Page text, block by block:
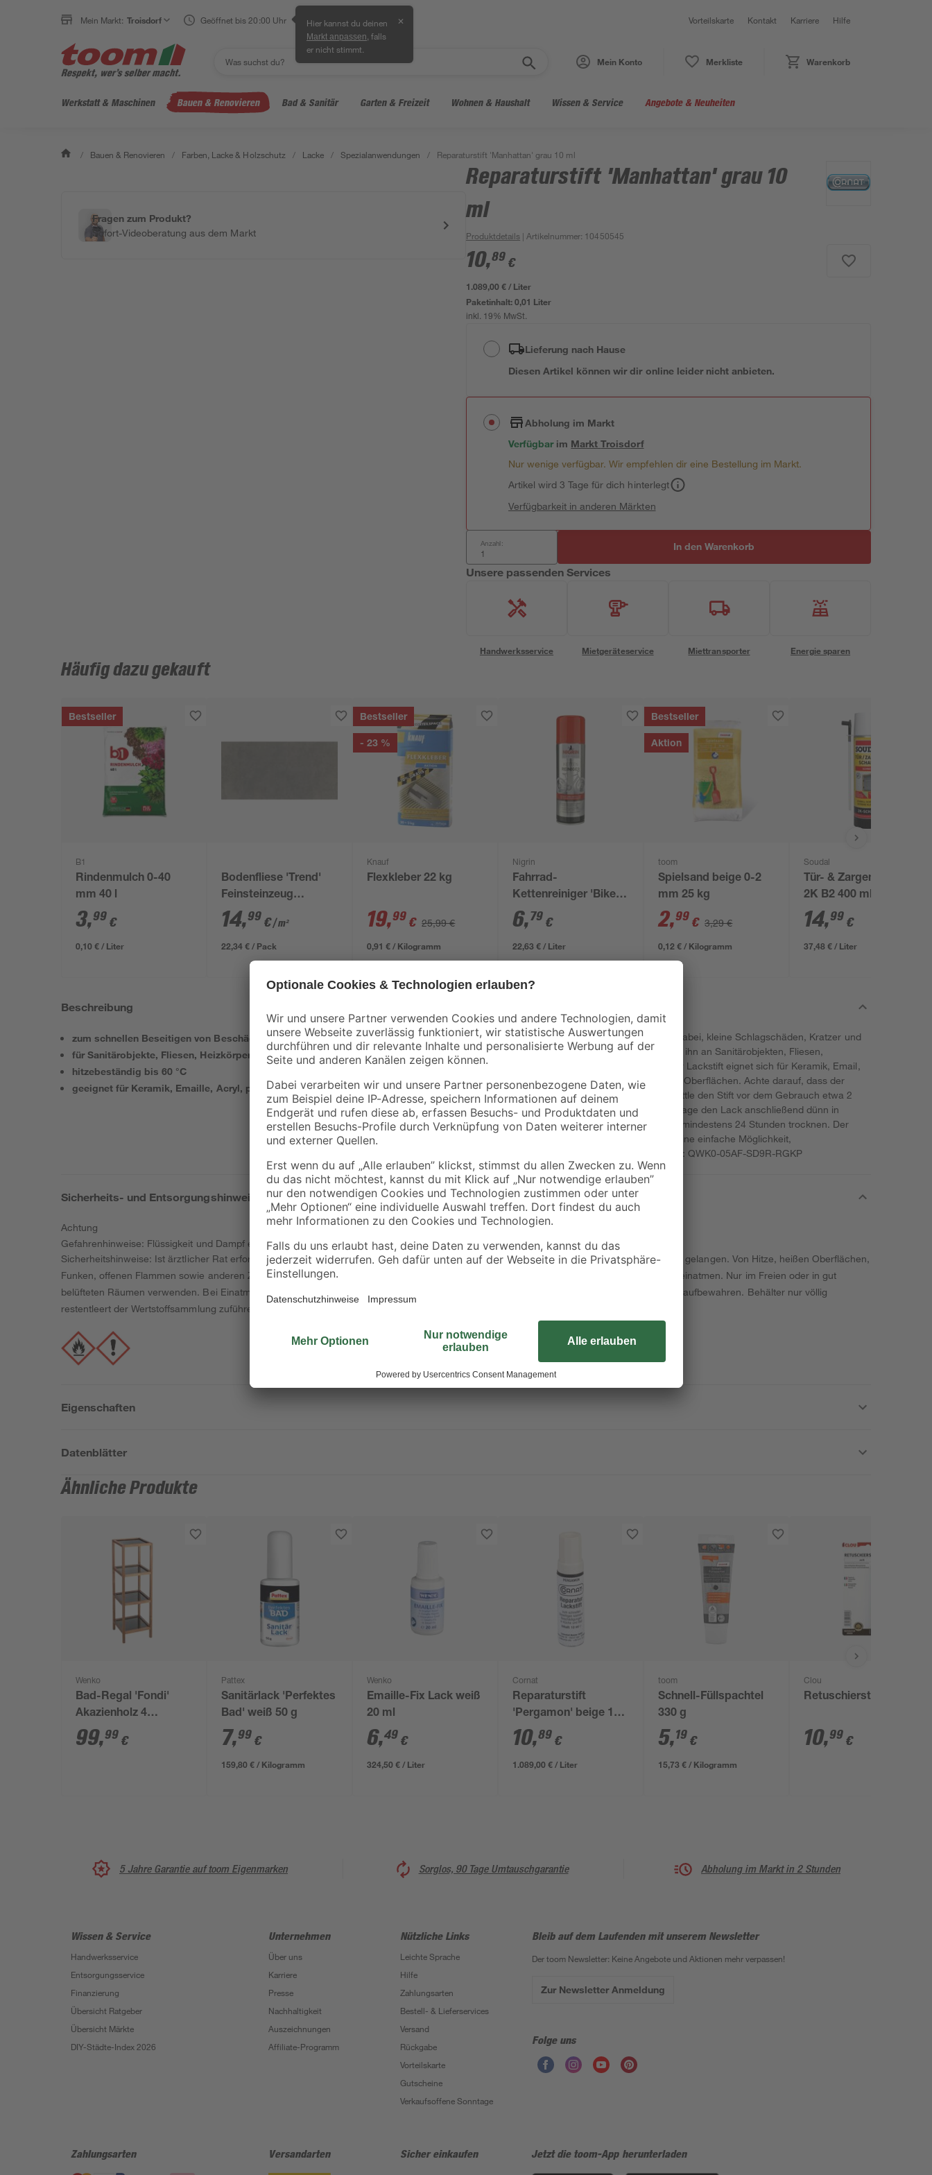
Mein Markt: Troisdorf Geöffnet bis 20:00 Uhr Hier kannst du deinen
Markt anpassen , falls
er nicht stimmt.
✕ Vorteilskarte Kontakt Karriere Hilfe
Mein Konto Merkliste Warenkorb
Werkstatt & Maschinen Bauen & Renovieren Bad & Sanitär Garten & Freizeit Wohnen & Haushalt Wissen & Service Angebote & Neuheiten
/ Bauen & Renovieren / Farben, Lacke & Holzschutz / Lacke / Spezialanwendungen / Reparaturstift 'Manhattan' grau 10 ml
Fragen zum Produkt?
Sofort-Videoberatung aus dem Markt
Reparaturstift 'Manhattan' grau 10
ml
Produktdetails | Artikelnummer: 10450545
10,89 €
1.089,00 € / Liter
Paketinhalt:0,01 Liter
inkl. 19% MwSt.
Lieferung nach Hause
Diesen Artikel können wir dir online leider nicht anbieten.
Abholung im Markt
Verfügbar im MarktTroisdorf
Nur wenige verfügbar. Wir empfehlen dir eine Bestellung im Markt.
Artikel wird 3 Tage für dich hinterlegt
Verfügbarkeit in anderen Märkten
Anzahl: In den Warenkorb
Unsere passenden Services
Handwerksservice Mietgeräteservice Miettransporter Energie sparen
Häufig dazu gekauft
Bestseller
B1
Rindenmulch 0-40
mm 40 l
3,99 €
0,10 € / Liter
Bodenfliese 'Trend'
Feinsteinzeug
anthrazit 30,5 x 61 cm
14,99 €/ m²
22,34 € / Pack
Bestseller
- 23 %
Knauf
Flexkleber 22 kg
19,99 € 25,99 €
0,91 € / Kilogramm
Nigrin
Fahrrad-
Kettenreiniger 'Bike
Line' 300 ml
6,79 €
22,63 € / Liter
Bestseller
Aktion
toom
Spielsand beige 0-2
mm 25 kg
2,99 € 3,29 €
0,12 € / Kilogramm
Soudal
Tür- & Zargenschaum
2K B2 400 ml
14,99 €
37,48 € / Liter
Beschreibung
zum schnellen Beseitigen von Beschädigungen in Küche und Bad
für Sanitärobjekte, Fliesen, Heizkörper, Spülen oder Möbel
hitzebeständig bis 60 °C
geeignet für Keramik, Emaille, Acryl, pulverbeschichtete und lackierte Oberflächen
Der Reparatur-Lackstift mit 10 ml Inhalt hilft dir dabei, kleine Schlagschäden, Kratzer und
Lackfehler zuverlässig auszubessern. Du kannst ihn an Sanitärobjekten, Fliesen,
Heizkörpern, Spülen oder Möbeln einsetzen. Der Lackstift eignet sich für Keramik, Email,
Acryl sowie für pulverbeschichtete und lackierte Oberflächen. Achte darauf, dass der
Untergrund sauber, trocken und fettfrei ist. Schüttle den Stift vor dem Gebrauch etwa 2
Minuten und halte ihn beim Öffnen senkrecht. Trage den Lack anschließend dünn in
mehreren Schichten auf und lasse jede Schicht mindestens 24 Stunden trocknen. Der
Lack ist hitzebeständig bis 60 °C und bietet dir eine einfache Möglichkeit,
Gebrauchsspuren unauffällig zu kaschieren. UFI: QWK0-05AF-SD9R-RGKP
Sicherheits- und Entsorgungshinweise
Achtung
Gefahrenhinweise: Flüssigkeit und Dampf entzündbar. Kann Schläfrigkeit und Benommenheit verursachen.
Sicherheitshinweise: Ist ärztlicher Rat erforderlich, Verpackung oder Kennzeichnungsetikett bereithalten. Darf nicht in die Hände von Kindern gelangen. Von Hitze, heißen Oberflächen,
Funken, offenen Flammen sowie anderen Zündquellenarten fernhalten. Nicht rauchen. Staub / Rauch / Gas / Nebel / Dampf / Aerosol nicht einatmen. Nur im Freien oder in gut
belüfteten Räumen verwenden. Bei Einatmen: Die Person an die frische Luft bringen und für ungehinderte Atmung sorgen. Unter Verschluss aufbewahren. Behälter nur völlig
restentleert der Wertstoffsammlung zuführen! Größere Produktreste zur Problemstoffsammelstelle bringen.
Eigenschaften
Datenblätter
Ähnliche Produkte
Wenko
Bad-Regal 'Fondi'
Akazienholz 4
Glasböden 36 x 36 x
112 cm
99,99 €
Pattex
Sanitärlack 'Perfektes
Bad' weiß 50 g
7,99 €
159,80 € / Kilogramm
Wenko
Emaille-Fix Lack weiß
20 ml
6,49 €
324,50 € / Liter
Cornat
Reparaturstift
'Pergamon' beige 10
ml
10,89 €
1.089,00 € / Liter
toom
Schnell-Füllspachtel
330 g
5,19 €
15,73 € / Kilogramm
Clou
Retuschierstift weiß
10,99 €
5 Jahre Garantie auf toom Eigenmarken Sorglos, 90 Tage Umtauschgarantie Abholung im Markt in 2 Stunden
Wissen & Service
Handwerksservice
Entsorgungsservice
Finanzierung
Übersicht Ratgeber
Übersicht Märkte
DIY-Städte-Index 2026
Unternehmen
Über uns
Karriere
Presse
Nachhaltigkeit
Auszeichnungen
Affiliate-Programm
Nützliche Links
Leichte Sprache
Hilfe
Zahlungsarten
Bestell- & Lieferservices
Versand
Rückgabe
Vorteilskarte
Gutscheine
Verkaufsoffene Sonntage
Bleib auf dem Laufenden mit unserem Newsletter
Der toom Newsletter: Keine Angebote und Aktionen mehr verpassen!
Zur Newsletter Anmeldung
Folge uns
Zahlungsarten Versandarten Sicher einkaufen Jetzt die toom-App herunterladen